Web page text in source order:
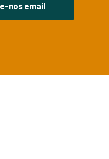
nos email